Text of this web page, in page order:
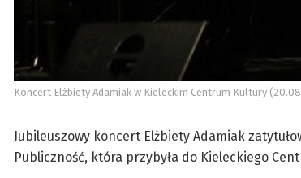
Koncert Elżbiety Adamiak w Kieleckim Centrum Kultury
Jubileuszowy koncert Elżbiety Adamiak
Publiczność, która przybyła do Kieleckiego